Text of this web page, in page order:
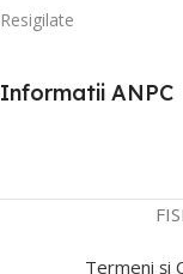
Resigilate
Informatii ANPC
Termeni și